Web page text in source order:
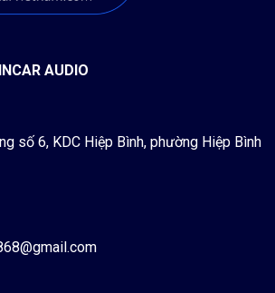
AUDIO
số 6, KDC Hiệp Bình, phường Hiệp Bình